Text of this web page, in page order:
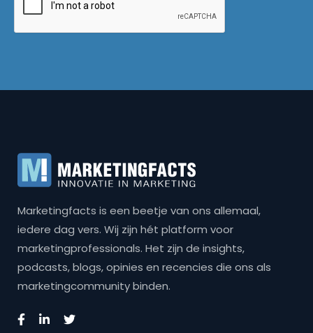
Marketingfacts is een beetje van ons allemaal,
iedere dag vers. Wij zijn hét platform voor
marketingprofessionals. Het zijn de insights,
podcasts, blogs, opinies en recencies die ons als
marketingcommunity binden.